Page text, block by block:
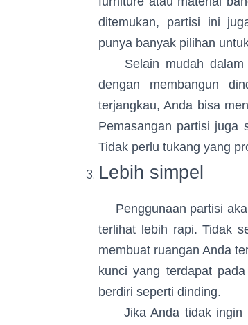
ditemukan, partisi ini
punya banyak pilihan
Selain mudah dalam
dengan membangun
terjangkau, Anda bisa
Pemasangan partisi juga
Tidak perlu tukang yang
Lebih simpel
Penggunaan partisi
terlihat lebih rapi. Tidak
membuat ruangan Anda
kunci yang terdapat pada
berdiri seperti dinding.
Jika Anda tidak ingin